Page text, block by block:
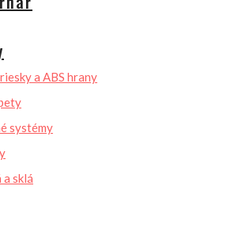
a ABS hrany
systémy
a sklá